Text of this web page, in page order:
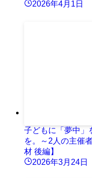
2026年4月1日
子どもに「夢中」
を。～2人の主催
材 後編】
2026年3月24日